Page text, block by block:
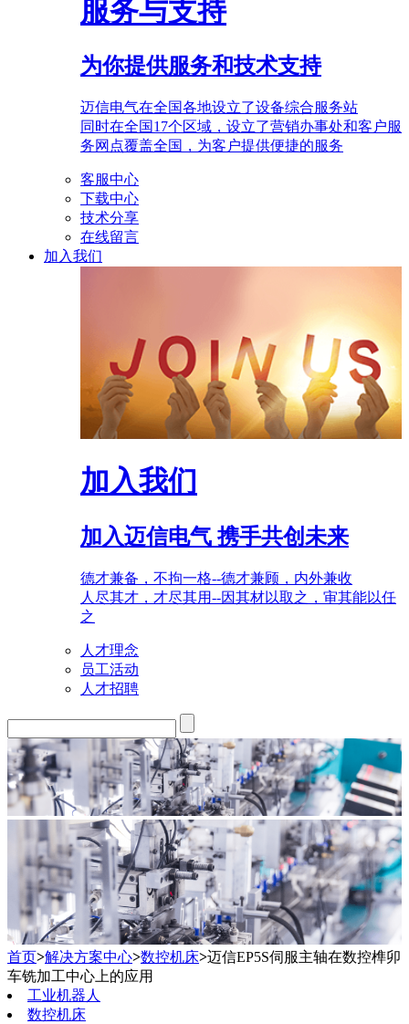
服务与支持
为你提供服务和技术支持
迈信电气在全国各地设立了设备综合服务站
同时在全国17个区域，设立了营销办事处和客户服
务网点覆盖全国，为客户提供便捷的服务
客服中心
下载中心
技术分享
在线留言
加入我们
加入我们
加入迈信电气 携手共创未来
德才兼备，不拘一格--德才兼顾，内外兼收
人尽其才，才尽其用--因其材以取之，审其能以任
之
人才理念
员工活动
人才招聘
首页>解决方案中心>数控机床>迈信EP5S伺服主轴在数控榫卯
车铣加工中心上的应用
工业机器人
数控机床